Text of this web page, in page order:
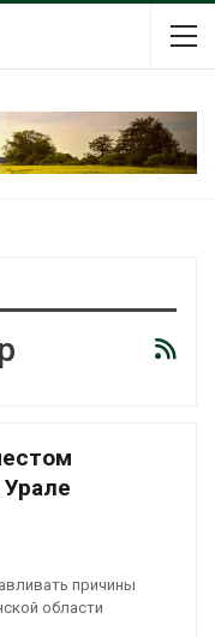
причины
области